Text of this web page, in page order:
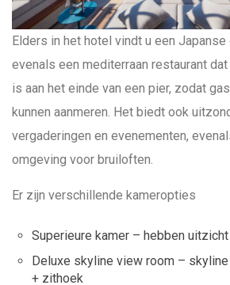
Elders in het hotel vindt u een
evenals een mediterraan restaurant
is aan het einde van een pier, zodat
kunnen aanmeren. Het biedt ook
vergaderingen en evenementen,
omgeving voor bruiloften.
Er zijn verschillende kameropties
Superieure kamer – hebben
Deluxe skyline view room –
+ zithoek